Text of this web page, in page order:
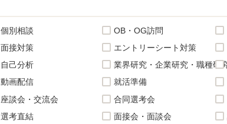
個別相談 OB・OG訪問
面接対策
エントリーシート対策
自己分析
業界研究・企業研究・職種研
動画配信
就活準備
座談会・交流会
合同選考会
選考直結
面接会・面談会